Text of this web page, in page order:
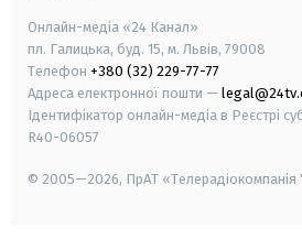
Онлайн-медіа «24 Канал»
пл. Галицька, буд. 15, м. Львів, 79008
Телефон +380 (32) 229-77-77
Адреса електронної пошти —
Ідентифікатор онлайн-медіа в Реєстрі
R40-06057
© 2005—2026, ПрАТ